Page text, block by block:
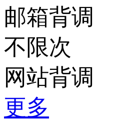
邮箱背调
不限次
网站背调
更多